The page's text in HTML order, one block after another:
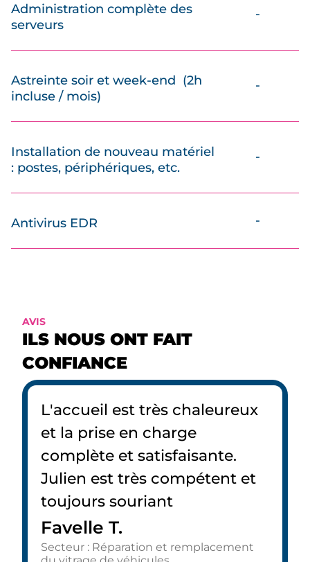
Administration complète des
serveurs
-
Astreinte soir et week-end (2h
incluse / mois)
-
Installation de nouveau matériel
: postes, périphériques, etc.
-
Antivirus EDR -
AVIS
ILS NOUS ONT FAIT
CONFIANCE
L'accueil est très chaleureux
et la prise en charge
complète et satisfaisante.
Julien est très compétent et
toujours souriant
Favelle T.
Secteur : Réparation et remplacement